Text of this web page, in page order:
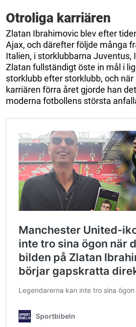
Otroliga karriären
Zlatan Ibrahimovic blev efter
Ajax, och därefter följde många
Italien, i storklubbarna Juventus,
Zlatan fullständigt öste in mål i
storklubb efter storklubb, och
karriären förra året gjorde han
moderna fotbollens största